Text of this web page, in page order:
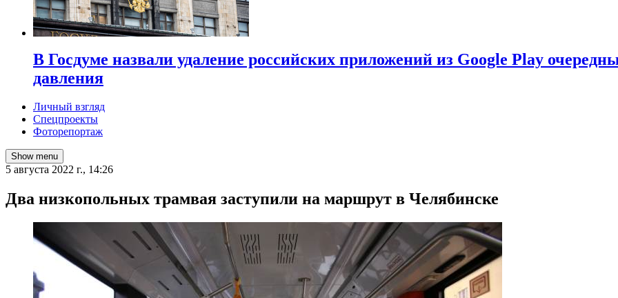
В Госдуме назвали удаление российских приложений из Google Play
давления
Личный взгляд
Спецпроекты
Фоторепортаж
Show menu
5 августа 2022 г., 14:26
Два низкопольных трамвая заступили на маршрут в Челябинске